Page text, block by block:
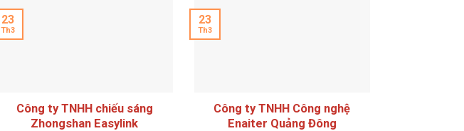
Công ty TNHH chiếu sáng
Zhongshan Easylink
23
Th3
Công ty TNHH Công nghệ
Enaiter Quảng Đông
23
Th3